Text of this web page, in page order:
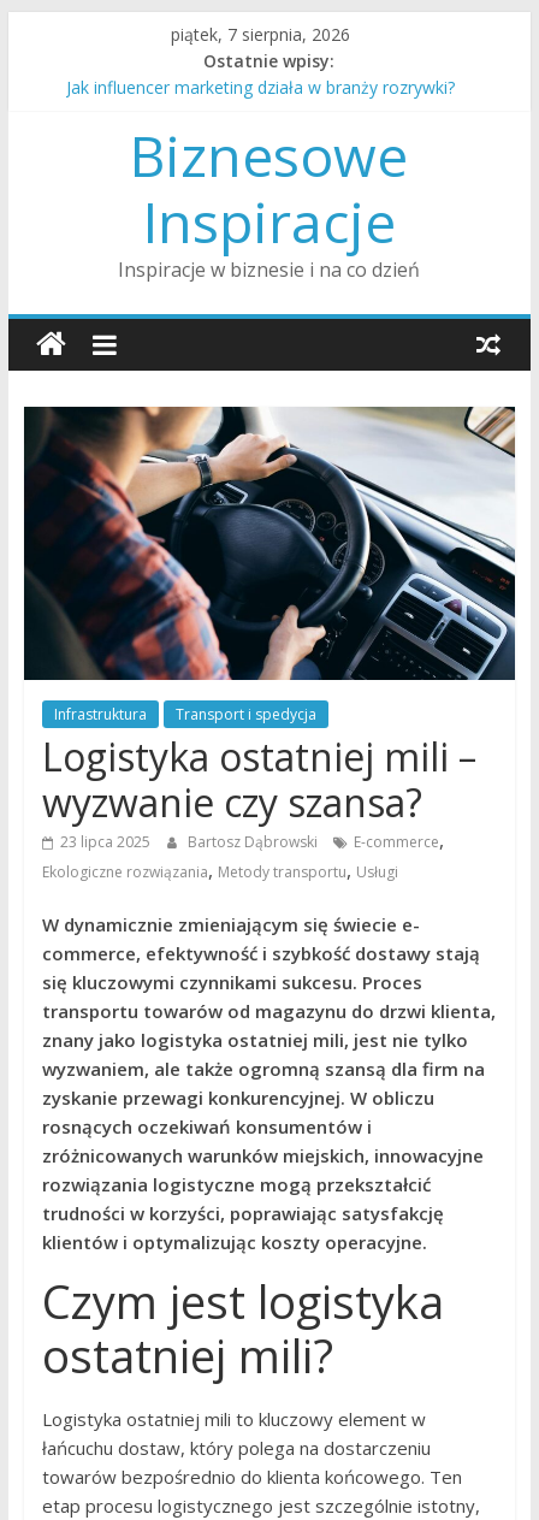
content
piątek, 7 sierpnia, 2026
Ostatnie wpisy:
Jak alimenty są ustalane i egzekwowane w Polsce?
Jak influencer marketing działa w branży rozrywki?
Jak przygotować dom na przyjście nowego dziecka?
Jak wygląda procedura adopcji dziecka w Polsce?
Biznesowe
Inspiracje
Inspiracje w biznesie i na co dzień
Infrastruktura Transport i spedycja
Logistyka ostatniej mili –
wyzwanie czy szansa?
23 lipca 2025 Bartosz Dąbrowski E-commerce,
Ekologiczne rozwiązania, Metody transportu, Usługi
W dynamicznie zmieniającym się świecie e-
commerce, efektywność i szybkość dostawy stają
się kluczowymi czynnikami sukcesu. Proces
transportu towarów od magazynu do drzwi klienta,
znany jako logistyka ostatniej mili, jest nie tylko
wyzwaniem, ale także ogromną szansą dla firm na
zyskanie przewagi konkurencyjnej. W obliczu
rosnących oczekiwań konsumentów i
zróżnicowanych warunków miejskich, innowacyjne
rozwiązania logistyczne mogą przekształcić
trudności w korzyści, poprawiając satysfakcję
klientów i optymalizując koszty operacyjne.
Czym jest logistyka
ostatniej mili?
Logistyka ostatniej mili to kluczowy element w
łańcuchu dostaw, który polega na dostarczeniu
towarów bezpośrednio do klienta końcowego. Ten
etap procesu logistycznego jest szczególnie istotny,